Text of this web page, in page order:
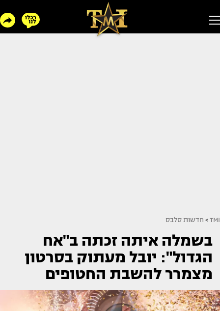
TMI
> חדשות סלבס
בשמלה איתה זכתה ב"אח
הגדול": יובל מעתוק בסרטון
מצמרר להשבת החטופים